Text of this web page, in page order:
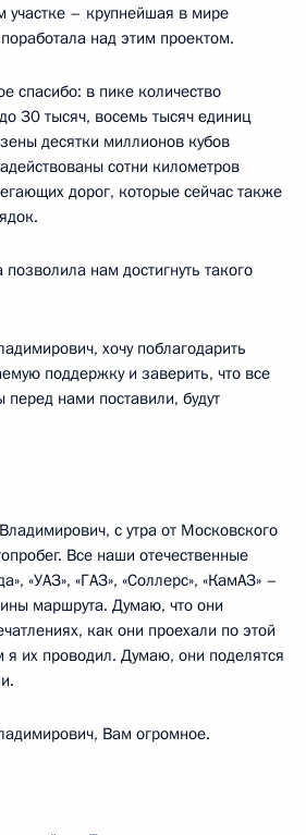
участке – крупнейшая в мире
над этим проектом.
спасибо: в пике количество
30 тысяч, восемь тысяч единиц
десятки миллионов кубов
сотни километров
дорог, которые сейчас также
нам достигнуть такого
хочу поблагодарить
поддержку и заверить, что все
нами поставили, будут
с утра от Московского
Все наши отечественные
«УАЗ», «ГАЗ», «Соллерс», «КамАЗ» –
маршрута. Думаю, что они
как они проехали по этой
я их проводил. Думаю, они поделятся
Вам огромное.